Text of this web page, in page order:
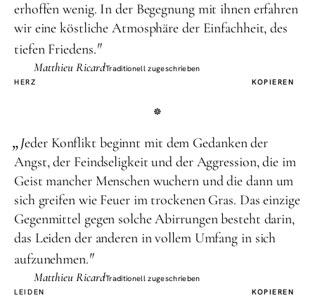
erhoffen wenig. In der Begegnung mit ihnen erfahren
wir eine köstliche Atmosphäre der Einfachheit, des
tiefen Friedens."
Matthieu RicardTraditionell zugeschrieben
HERZ
KOPIEREN
„Jeder Konflikt beginnt mit dem Gedanken der
Angst, der Feindseligkeit und der Aggression, die im
Geist mancher Menschen wuchern und die dann um
sich greifen wie Feuer im trockenen Gras. Das einzige
Gegenmittel gegen solche Abirrungen besteht darin,
das Leiden der anderen in vollem Umfang in sich
aufzunehmen."
Matthieu RicardTraditionell zugeschrieben
LEIDEN
KOPIEREN